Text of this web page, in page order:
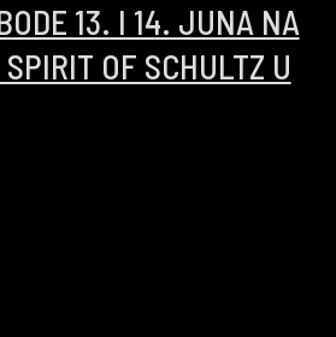
13. I 14. JUNA NA
OF SCHULTZ U